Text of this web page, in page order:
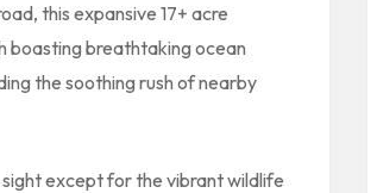
this expansive 17+ acre
boasting breathtaking ocean
the soothing rush of nearby
sight except for the vibrant wildlife